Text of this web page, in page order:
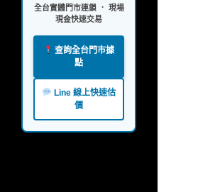
全台實體門市連鎖 ． 現場
現金快速交易
查詢全台門市據
點
Line 線上快速估
價